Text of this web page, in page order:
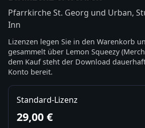
Pfarrkirche St. Georg und Urban,
Inn
Lizenzen legen Sie in den Warenkorb
gesammelt über Lemon Squeezy
dem Kauf steht der Download
Konto bereit.
Standard-Lizenz
29,00 €